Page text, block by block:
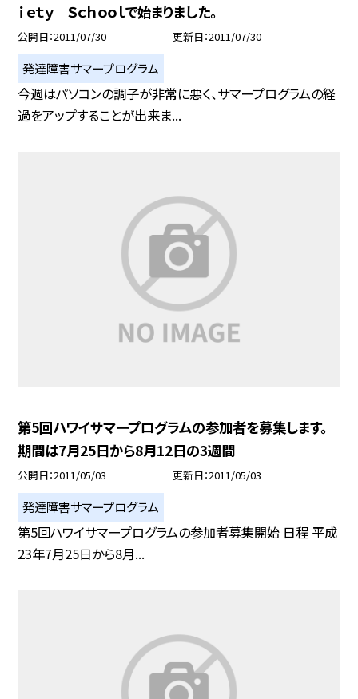
ｉｅｔｙ Ｓｃｈｏｏｌで始まりました。
公開日 2011/07/30 更新日 2011/07/30
発達障害サマープログラム
今週はパソコンの調子が非常に悪く、サマープログラムの経
過をアップすることが出来ま...
第5回ハワイサマープログラムの参加者を募集します。
期間は7月25日から8月12日の3週間
公開日 2011/05/03 更新日 2011/05/03
発達障害サマープログラム
第5回ハワイサマープログラムの参加者募集開始 日程 平成
23年7月25日から8月...